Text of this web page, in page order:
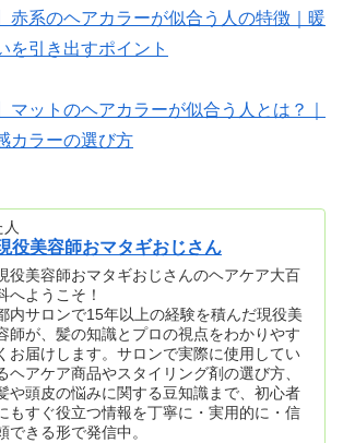
赤系のヘアカラーが似合う人の特徴｜暖
を引き出すポイント
マットのヘアカラーが似合う人とは？｜
カラーの選び方
役美容師おマタギおじさん
役美容師おマタギおじさんのヘアケア大百
へようこそ！
内サロンで15年以上の経験を積んだ現役美
師が、髪の知識とプロの視点をわかりやす
お届けします。サロンで実際に使用してい
ヘアケア商品やスタイリング剤の選び方、
や頭皮の悩みに関する豆知識まで、初心者
もすぐ役立つ情報を丁寧に・実用的に・信
できる形で発信中。